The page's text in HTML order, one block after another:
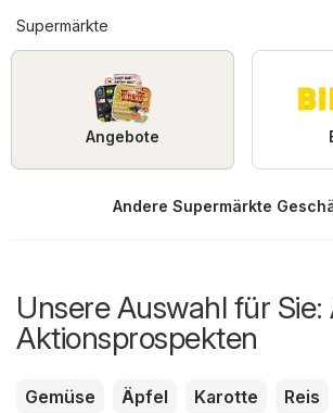
Supermärkte
Angebote
Andere Supermärkte
Unsere Auswahl für Sie:
Aktionsprospekten
Gemüse Äpfel Karotte Reis